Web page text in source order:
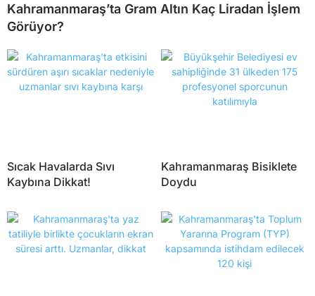
Kahramanmaraş’ta Gram Altın Kaç Liradan İşlem
Görüyor?
Sıcak Havalarda Sıvı
Kaybına Dikkat!
Kahramanmaraş Bisiklete
Doydu